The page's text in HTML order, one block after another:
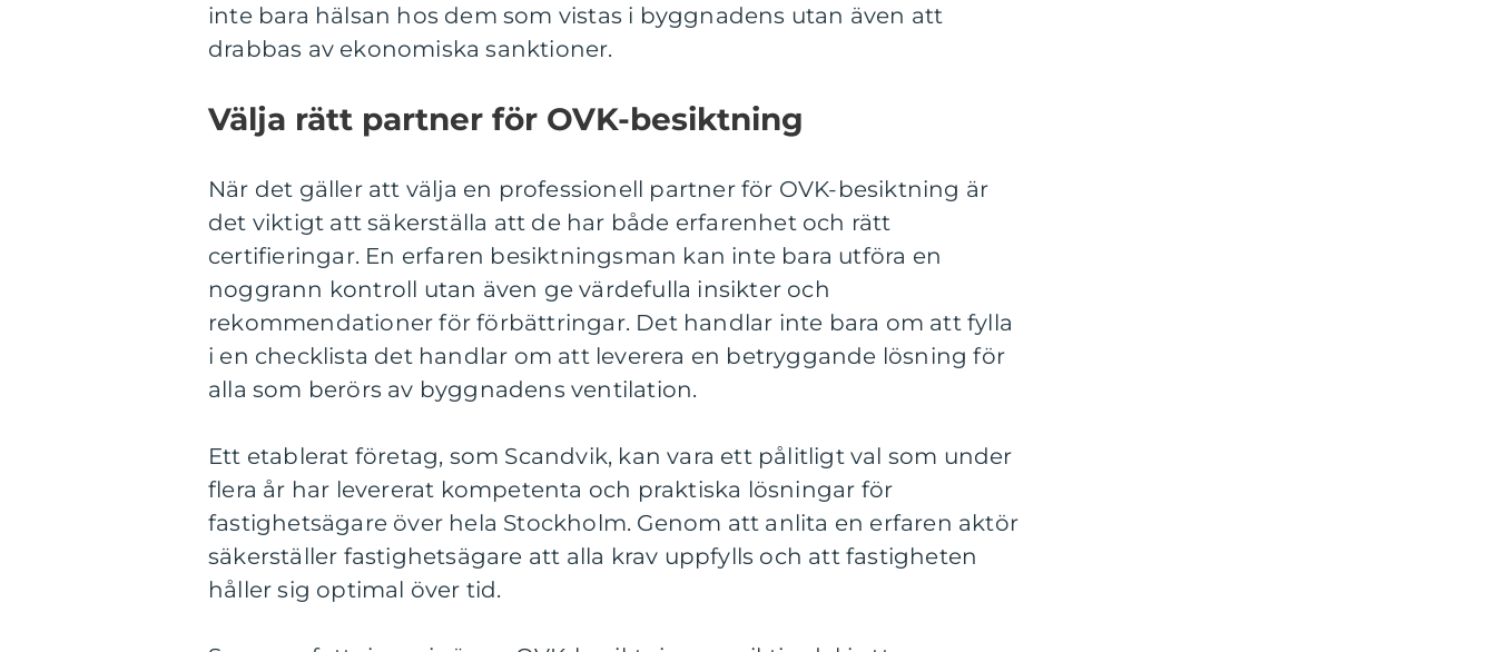
inte bara hälsan hos dem som vistas i byggnadens utan även att
drabbas av ekonomiska sanktioner.
Välja rätt partner för OVK-besiktning
När det gäller att välja en professionell partner för OVK-besiktning är
det viktigt att säkerställa att de har både erfarenhet och rätt
certifieringar. En erfaren besiktningsman kan inte bara utföra en
noggrann kontroll utan även ge värdefulla insikter och
rekommendationer för förbättringar. Det handlar inte bara om att fylla
i en checklista det handlar om att leverera en betryggande lösning för
alla som berörs av byggnadens ventilation.
Ett etablerat företag, som Scandvik, kan vara ett pålitligt val som under
flera år har levererat kompetenta och praktiska lösningar för
fastighetsägare över hela Stockholm. Genom att anlita en erfaren aktör
säkerställer fastighetsägare att alla krav uppfylls och att fastigheten
håller sig optimal över tid.